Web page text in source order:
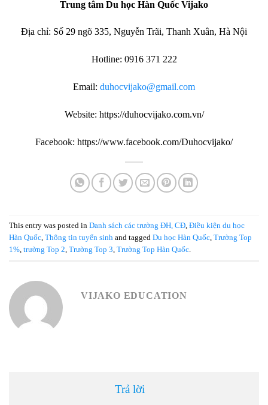
Trung tâm Du học Hàn Quốc Vijako
Địa chỉ: Số 29 ngõ 335, Nguyễn Trãi, Thanh Xuân, Hà Nội
Hotline: 0916 371 222
Email: duhocvijako@gmail.com
Website: https://duhocvijako.com.vn/
Facebook: https://www.facebook.com/Duhocvijako/
This entry was posted in Danh sách các trường ĐH, CĐ, Điều kiện du học
Hàn Quốc, Thông tin tuyển sinh and tagged Du học Hàn Quốc, Trường Top
1%, trường Top 2, Trường Top 3, Trường Top Hàn Quốc.
VIJAKO EDUCATION
Trả lời